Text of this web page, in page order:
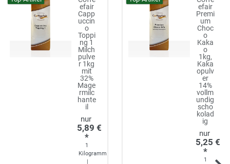
efair
Capp
uccin
o
Toppi
ng 1
Milch
pulve
r 1kg
mit
32%
Mage
rmilc
hante
il
5,89 €
*
1
Kilogramm
efair
Premi
um
Choc
o
Kaka
o
1kg,
Kaka
opulv
er
14%
vollm
undig
scho
kolad
ig
5,25 €
*
1